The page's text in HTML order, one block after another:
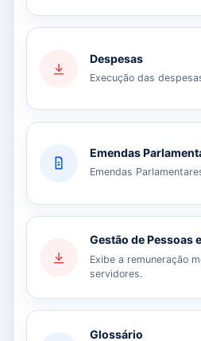
Despesas
Execução das
Emendas
Emendas
Gestão de Pessoas
Exibe a remuneração
servidores.
Glossário